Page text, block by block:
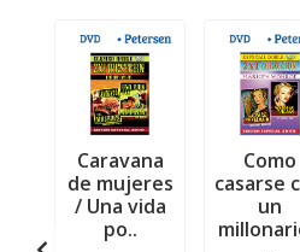
Caravana
de mujeres
/ Una vida
po..
Como
casarse
un